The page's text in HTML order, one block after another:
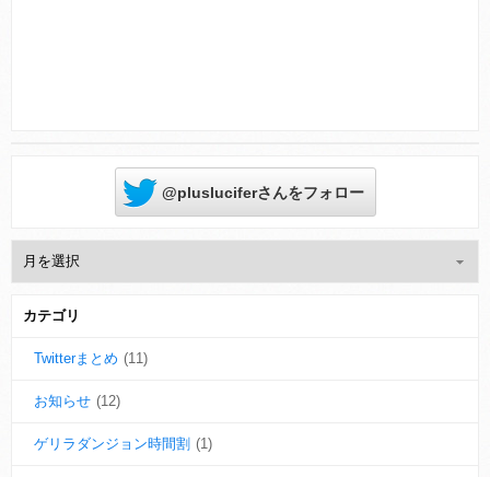
@plusluciferさんをフォロー
カテゴリ
Twitterまとめ (11)
お知らせ (12)
ゲリラダンジョン時間割 (1)